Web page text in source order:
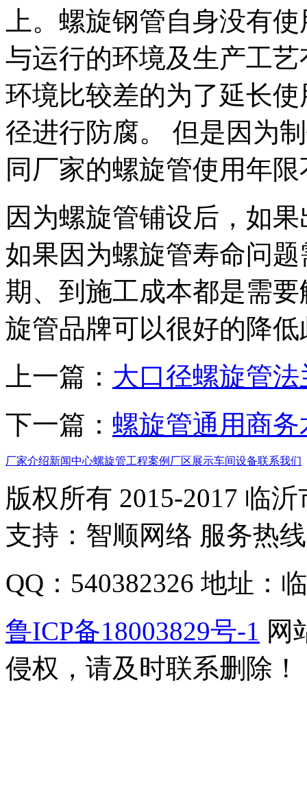
上。螺旋钢管自身没有
与运行的环境及生产工
环境比较差的为了延长
径进行防腐。 但是因为
同厂家的螺旋管使用年
因为螺旋管铺设后，如
如果因为螺旋管寿命问
期、到施工成本都是需
旋管品牌可以很好的降
上一篇： 大口径螺旋管
下一篇： 螺旋管通用商务
厂家介绍新闻中心螺旋管工程案例 厂区展示车间设备联系我们
版权所有 2015-2017 临
支持：智顺网络 服务热
QQ：540382326 地址：
鲁ICP备18003829号-1 网
侵权，请及时联系删除！